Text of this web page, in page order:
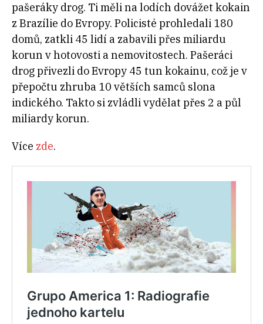
pašeráky drog. Ti měli na lodích dovážet kokain
z Brazílie do Evropy. Policisté prohledali 180
domů, zatkli 45 lidí a zabavili přes miliardu
korun v hotovosti a nemovitostech. Pašeráci
drog přivezli do Evropy 45 tun kokainu, což je v
přepočtu zhruba 10 větších samců slona
indického. Takto si zvládli vydělat přes 2 a půl
miliardy korun.
Více zde.